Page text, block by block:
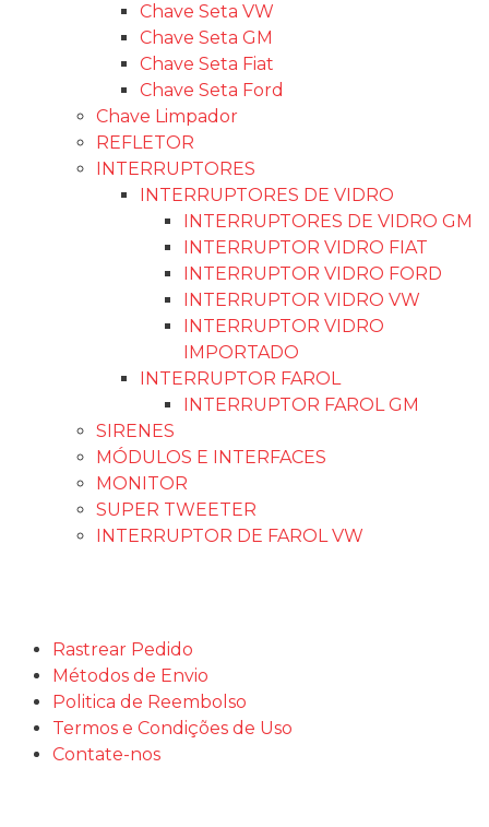
Chave Seta VW
Chave Seta GM
Chave Seta Fiat
Chave Seta Ford
Chave Limpador
REFLETOR
INTERRUPTORES
INTERRUPTORES DE VIDRO
INTERRUPTORES DE VIDRO GM
INTERRUPTOR VIDRO FIAT
INTERRUPTOR VIDRO FORD
INTERRUPTOR VIDRO VW
INTERRUPTOR VIDRO
IMPORTADO
INTERRUPTOR FAROL
INTERRUPTOR FAROL GM
SIRENES
MÓDULOS E INTERFACES
MONITOR
SUPER TWEETER
INTERRUPTOR DE FAROL VW
Rastrear Pedido
Métodos de Envio
Politica de Reembolso
Termos e Condições de Uso
Contate-nos